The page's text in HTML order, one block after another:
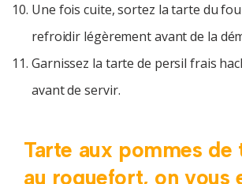
Une fois cuite, sortez la tarte du
refroidir légèrement avant de la
Garnissez la tarte de persil frais
avant de servir.
Tarte aux pommes de
au roquefort, on vous